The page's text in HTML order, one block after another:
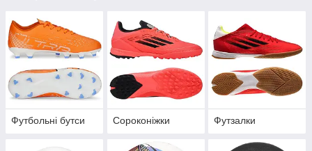
Футбольні бутси Сороконіжки Футзалки